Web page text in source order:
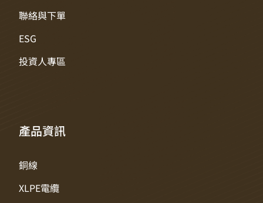
聯絡與下單
ESG
投資人專區
產品資訊
銅線
XLPE電纜